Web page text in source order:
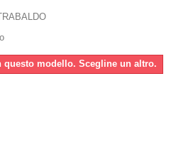
questo modello. Scegline un altro.